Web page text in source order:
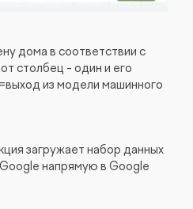
дома в соответствии с
столбец - один и его
из модели машинного
загружает набор данных
напрямую в Google